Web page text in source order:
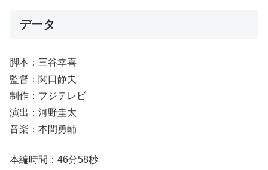
データ
脚本：三谷幸喜
監督：関口静夫
制作：フジテレビ
演出：河野圭太
音楽：本間勇輔
本編時間：46分58秒